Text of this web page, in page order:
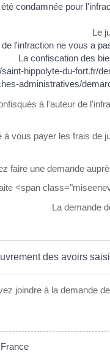
condamnée pour
Le
de l'infraction ne vous a
La confiscation des
hippolyte-du-fort.fr/
administratives/
à l'auteur de
à vous payer les frais de
faire une demande
<span
La demande
des avoirs
joindre à la demande